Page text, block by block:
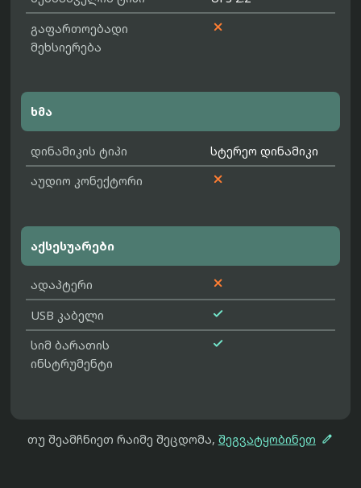
გაფართოებადი
მეხსიერება

ხმა
დინამიკის ტიპი
სტერეო დინამიკი
აუდიო კონექტორი

აქსესუარები
ადაპტერი 
USB კაბელი 
სიმ ბარათის
ინსტრუმენტი

თუ შეამჩნიეთ რაიმე შეცდომა, შეგვატყობინეთ 